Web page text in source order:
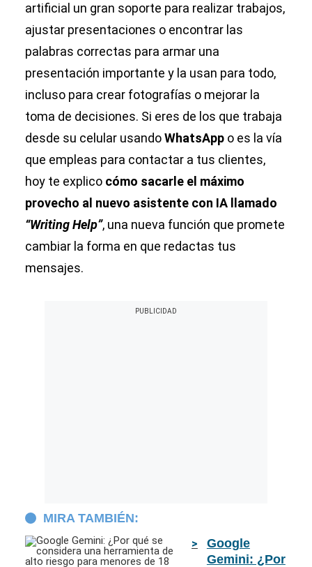
artificial un gran soporte para realizar trabajos,
ajustar presentaciones o encontrar las
palabras correctas para armar una
presentación importante y la usan para todo,
incluso para crear fotografías o mejorar la
toma de decisiones. Si eres de los que trabaja
desde su celular usandoWhatsApp o es la vía
que empleas para contactar a tus clientes,
hoy te explico cómo sacarle el máximo
provecho al nuevo asistente con IA llamado
“Writing Help”, una nueva función que promete
cambiar la forma en que redactas tus
mensajes.
MIRA TAMBIÉN:
Google
Gemini: ¿Por